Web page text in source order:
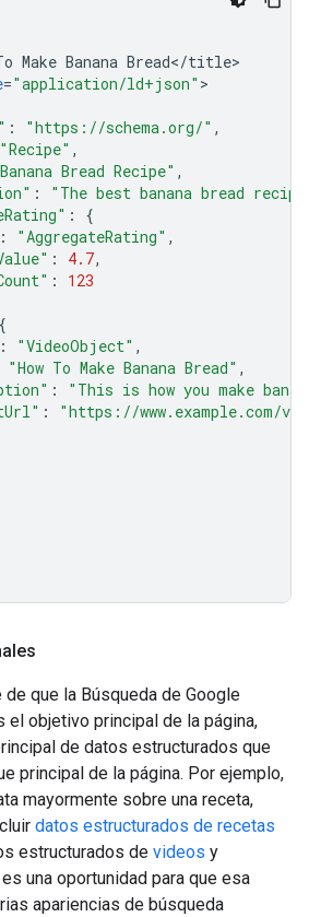
Make Banana Bread</title
="application/ld+json"
: "https://schema.org/" ,
"Recipe" ,
Bread Recipe" ,
:
"The best banana bread
:
{
: "AggregateRating" ,
: 4.7,
:
123
{
: "VideoObject" ,
"How To Make Banana Bread" ,
:
"This is how you make
:
"https://www.example.com/
de que la Búsqueda de Google
el objetivo principal de la página,
de datos estructurados que
principal de la página. Por ejemplo,
mayormente sobre una receta,
datos estructurados de recetas
estructurados de videos y
una oportunidad para que esa
apariencias de búsqueda